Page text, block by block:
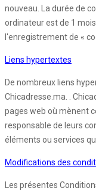
nouveau. La durée de
ordinateur est de 1
l'enregistrement de «
Liens hypertextes
De nombreux liens
Chicadresse.ma. .
pages web où mènent
responsable de leurs
éléments ou services
Modifications des
Les présentes